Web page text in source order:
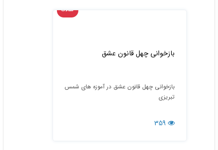
مقالات
بازخوانی چهل قانون عشق
بازخوانی چهل قانون عشق در آموزه های شمس
تبریزی